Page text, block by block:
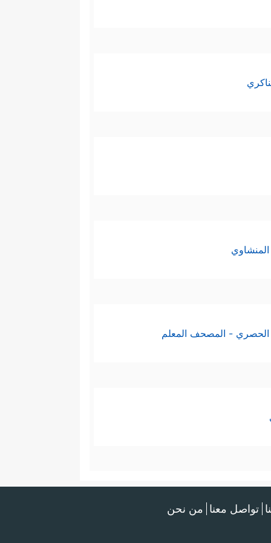
الحصري - المصحف المعلم
تواصل معنا من نحن